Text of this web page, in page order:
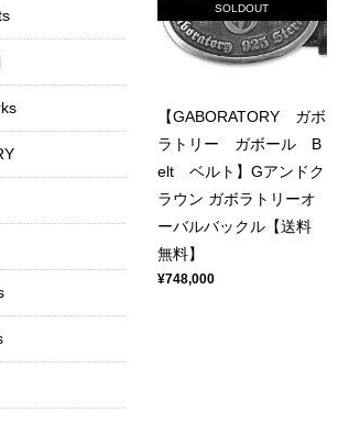
SOLDOUT
【GABORATORY ガボ
ラトリー ガボール B
elt ベルト】Gアンドク
ラウン ガボラトリーオ
ーバルバックル【送料
無料】
¥748,000